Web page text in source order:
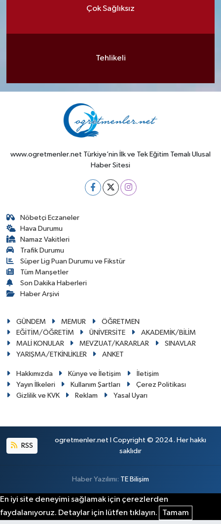
Çok Sağlıksız
Tehlikeli
www.ogretmenler.net Türkiye’nin İlk ve Tek Eğitim Temalı Ulusal
Haber Sitesi
Nöbetçi Eczaneler
Hava Durumu
Namaz Vakitleri
Trafik Durumu
Süper Lig Puan Durumu ve Fikstür
Tüm Manşetler
Son Dakika Haberleri
Haber Arşivi
GÜNDEM MEMUR
ÖĞRETMEN
EĞİTİM/ÖĞRETİM
ÜNİVERSİTE
AKADEMİK/BİLİM
MALİ KONULAR
MEVZUAT/KARARLAR
SINAVLAR
YARIŞMA/ETKİNLİKLER
ANKET
Hakkımızda Künye ve İletişim
İletişim
Yayın İlkeleri
Kullanım Şartları
Çerez Politikası
Gizlilik ve KVK
Reklam Yasal Uyarı
RSS
ogretmenler.net I Copyright © 2024. Her hakkı
saklıdır
Haber Yazılımı: TE Bilişim
En iyi site deneyimi sağlamak için çerezlerden
faydalanıyoruz. Detaylar için lütfen tıklayın.
Tamam